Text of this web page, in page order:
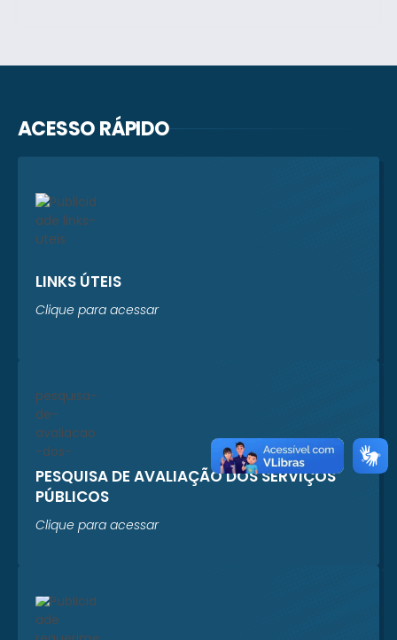
ACESSO RÁPIDO
LINKS ÚTEIS
Clique para acessar
PESQUISA DE AVALIAÇÃO DOS SERVIÇOS
PÚBLICOS
Clique para acessar